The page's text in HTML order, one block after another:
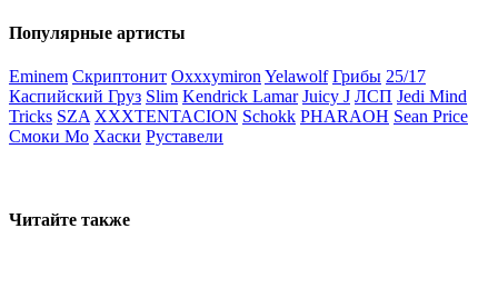
Популярные артисты
Eminem Скриптонит Oxxxymiron Yelawolf Грибы 25/17
Каспийский Груз Slim Kendrick Lamar Juicy J ЛСП Jedi Mind
Tricks SZA XXXTENTACION Schokk PHARAOH Sean Price
Смоки Мо Хаски Руставели
Читайте также